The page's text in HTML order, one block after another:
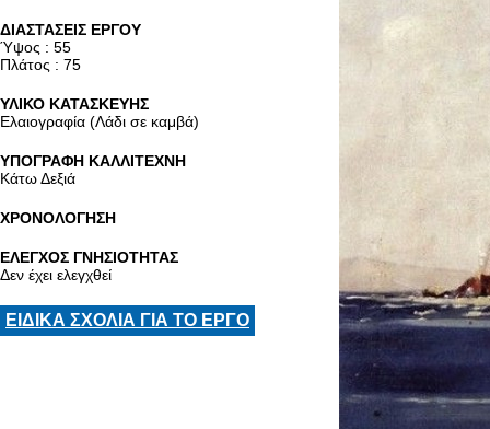
ΔΙΑΣΤΑΣΕΙΣ ΕΡΓΟΥ
Ύψος : 55
Πλάτος : 75
ΥΛΙΚΟ ΚΑΤΑΣΚΕΥΗΣ
Ελαιογραφία (Λάδι σε καμβά)
ΥΠΟΓΡΑΦΗ ΚΑΛΛΙΤΕΧΝΗ
Κάτω Δεξιά
ΧΡΟΝΟΛΟΓΗΣΗ
ΕΛΕΓΧΟΣ ΓΝΗΣΙΟΤΗΤΑΣ
Δεν έχει ελεγχθεί
ΕΙΔΙΚΑ ΣΧΟΛΙΑ ΓΙΑ ΤΟ ΕΡΓΟ